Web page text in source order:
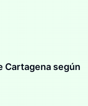
Cartagena según